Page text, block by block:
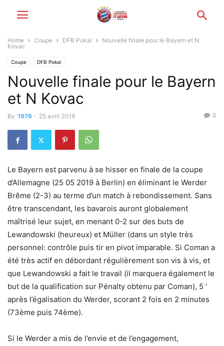
Home Coupe DFB Pokal
Nouvelle finale pour le Bayern et N
Kovac
Coupe DFB Pokal
Nouvelle finale pour le Bayern
et N Kovac
By 1976 - 25 avril 2019 0
Le Bayern est parvenu à se hisser en finale de la coupe
d’Allemagne (25 05 2019 à Berlin) en éliminant le Werder
Brême (2-3) au terme d’un match à rebondissement. Sans
être transcendant, les bavarois auront globalement
maîtrisé leur sujet, en menant 0-2 sur des buts de
Lewandowski (heureux) et Müller (dans un style très
personnel: contrôle puis tir en pivot imparable. Si Coman a
été très actif en débordant régulièrement son vis à vis, et
que Lewandowski a fait le travail (il marquera également le
but de la qualification sur Pénalty obtenu par Coman), 5 ‘
après l’égalisation du Werder, scorant 2 fois en 2 minutes
(73ème puis 74ème).
Si le Werder a mis de l’envie et de l’engagement,